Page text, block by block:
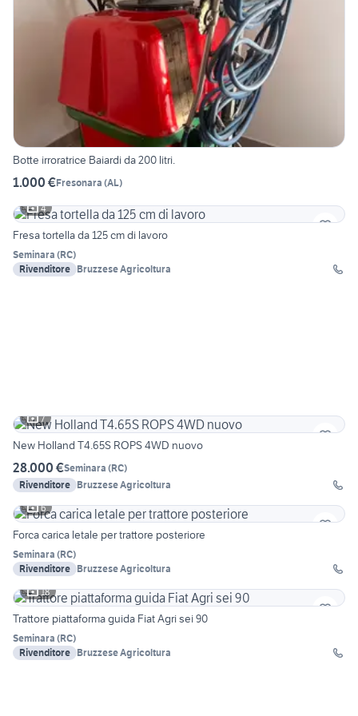
Botte irroratrice Baiardi da 200 litri.
1.000 €Fresonara (AL)
4
Fresa tortella da 125 cm di lavoro
Seminara (RC)
Rivenditore Bruzzese Agricoltura
7
New Holland T4.65S ROPS 4WD nuovo
28.000 €Seminara (RC)
Rivenditore Bruzzese Agricoltura
6
Forca carica letale per trattore posteriore
Seminara (RC)
Rivenditore Bruzzese Agricoltura
18
Trattore piattaforma guida Fiat Agri sei 90
Seminara (RC)
Rivenditore Bruzzese Agricoltura